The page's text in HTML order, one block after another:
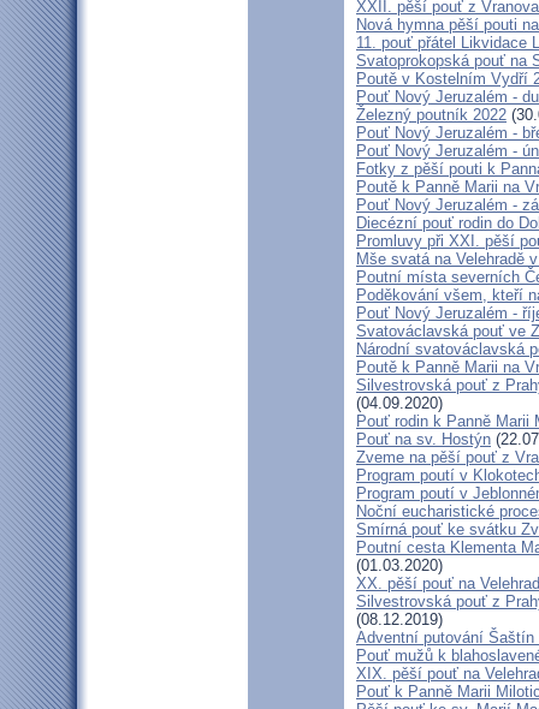
XXII. pěší pouť z
Nová hymna pěší pouti
11. pouť přátel Likvidace
Svatoprokopská pouť na
Poutě v Kostelním Vydří
Pouť Nový Jeruzalém -
Železný poutník 2022
Pouť Nový Jeruzalém -
Pouť Nový Jeruzalém -
Fotky z pěší pouti k
Poutě k Panně Marii na
Pouť Nový Jeruzalém -
Diecézní pouť rodin do
Promluvy při XXI. pěší
Mše svatá na Velehradě
Poutní místa severních
Poděkování všem, kteří
Pouť Nový Jeruzalém -
Svatováclavská pouť ve
Národní svatováclavská
Poutě k Panně Marii na
Silvestrovská pouť z
(04.09.2020)
Pouť rodin k Panně Marii
Pouť na sv. Hostýn
Zveme na pěší pouť z
Program poutí v
Program poutí v
Noční eucharistické
Smírná pouť ke svátku
Poutní cesta Klementa
(01.03.2020)
XX. pěší pouť na
Silvestrovská pouť z
(08.12.2019)
Adventní putování Šaštín
Pouť mužů k
XIX. pěší pouť na
Pouť k Panně Marii